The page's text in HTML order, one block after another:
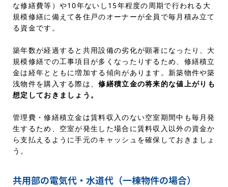
な修繕費等）や10年ないし15年程度の周期で行われる大
規模修繕に備えて各住戸のオーナーが全員で毎月積み立て
る資金です。
築年数が経過すると共用設備の劣化が顕著になったり、大
規模修繕での工事項目が多くなったりするため、修繕積立
金は経年とともに増加する傾向があります。新築物件や築
浅物件を購入する際は、修繕積立金の将来的な値上がりも
想定しておきましょう。
管理費・修繕積立金は賃料収入のない空室期間中も毎月発
生するため、空室が発生した場合に賃料収入以外の資金か
ら支払えるように手元のキャッシュを確保しておきましょ
う。
共用部の電気代・水道代（一棟物件の場合）